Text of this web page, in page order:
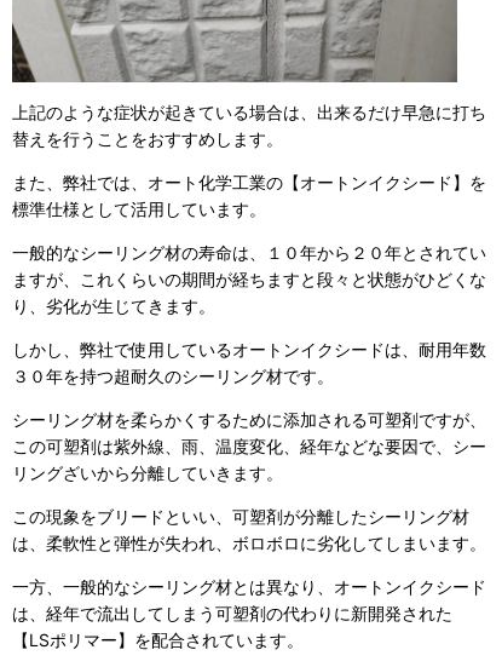
上記のような症状が起きている場合は、出来るだけ早急に打ち
替えを行うことをおすすめします。
また、弊社では、オート化学工業の【オートンイクシード】を
標準仕様として活用しています。
一般的なシーリング材の寿命は、１０年から２０年とされてい
ますが、これくらいの期間が経ちますと段々と状態がひどくな
り、劣化が生じてきます。
しかし、弊社で使用しているオートンイクシードは、耐用年数
３０年を持つ超耐久のシーリング材です。
シーリング材を柔らかくするために添加される可塑剤ですが、
この可塑剤は紫外線、雨、温度変化、経年などな要因で、シー
リングざいから分離していきます。
この現象をブリードといい、可塑剤が分離したシーリング材
は、柔軟性と弾性が失われ、ボロボロに劣化してしまいます。
一方、一般的なシーリング材とは異なり、オートンイクシード
は、経年で流出してしまう可塑剤の代わりに新開発された
【LSポリマー】を配合されています。